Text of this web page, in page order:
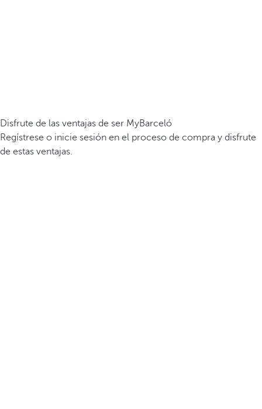
Disfrute de las ventajas de ser MyBarceló
Regístrese o inicie sesión en el proceso de compra y disfrute
de estas ventajas.